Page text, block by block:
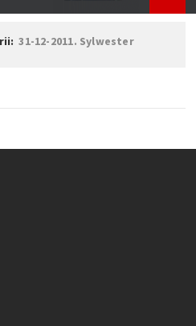
31-12-2011. Sylwester